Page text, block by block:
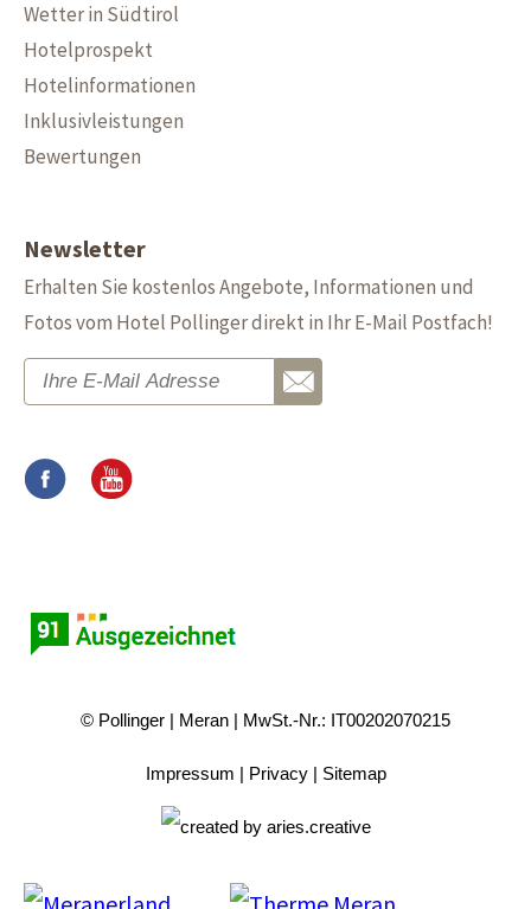
Wetter in Südtirol
Hotelprospekt
Hotelinformationen
Inklusivleistungen
Bewertungen
Newsletter
Erhalten Sie kostenlos Angebote, Informationen und
Fotos vom Hotel Pollinger direkt in Ihr E-Mail Postfach!
© Pollinger Meran MwSt.-Nr.: IT00202070215
Impressum Privacy Sitemap